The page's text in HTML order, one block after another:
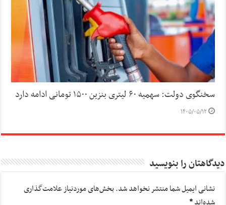
سخنگوی دولت: سهمیه ۶۰ لیتری بنزین ۱۵۰۰ تومانی ادامه دارد
۱۴۰۵/۰۵/۱۲
دیدگاهتان را بنویسید
نشانی ایمیل شما منتشر نخواهد شد.بخش‌های موردنیاز علامت‌گذاری